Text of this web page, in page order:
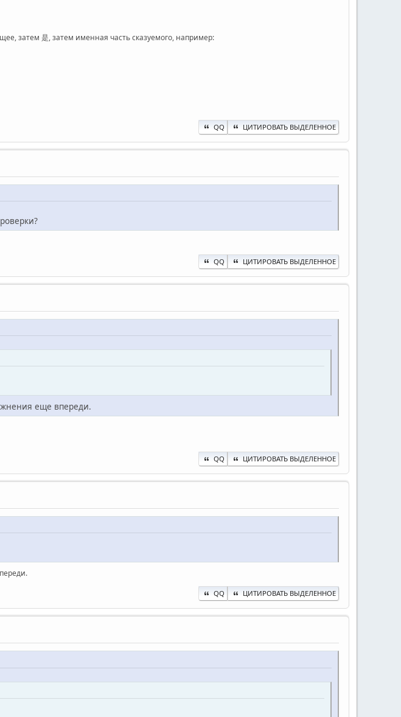
затем 是, затем именная часть сказуемого, например:
QQ ЦИТИРОВАТЬ ВЫДЕЛЕННОЕ
QQ ЦИТИРОВАТЬ ВЫДЕЛЕННОЕ
еще впереди.
QQ ЦИТИРОВАТЬ ВЫДЕЛЕННОЕ
QQ ЦИТИРОВАТЬ ВЫДЕЛЕННОЕ